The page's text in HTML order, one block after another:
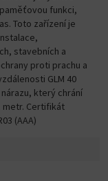
funkci,
Toto zařízení je
stavebních a
proti prachu a
GLM 40
který chrání
metr. Certifikát
(AAA)